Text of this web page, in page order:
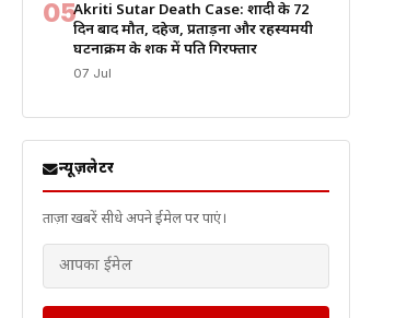
05Akriti Sutar Death Case: शादी के 72
दिन बाद मौत, दहेज, प्रताड़ना और रहस्यमयी
घटनाक्रम के शक में पति गिरफ्तार
07 Jul
न्यूज़लेटर
ताज़ा खबरें सीधे अपने ईमेल पर पाएं।